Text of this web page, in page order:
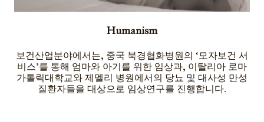
Humanism
보건산업분야에서는, 중국 북경협화병원의 ‘모자보건 서
비스’를 통해 엄마와 아기를 위한 임상과, 이탈리아 로마
가톨릭대학교와 제멜리 병원에서의 당뇨 및 대사성 만성
질환자들을 대상으로 임상연구를 진행합니다.